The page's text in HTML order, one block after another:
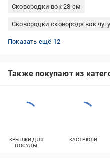
Сковородки вок 28 см
Сковородки сковорода вок
Сковородки керамика BergHOFF
Сковородки алюминиевые вок
Сковородки Benson 28 см
Сковорода-гриль Tefal
Сковородки керамика Delimano
Чугунные сковородки с
Сковороды Tefal для блинов/
Сковороды Woll Германия
Антипригарная сковорода с
Tefal набор сковородок
Сковороды AMT Gastroguss
Сковородки вок 24 см
Показать ещё 12
Также покупают из
КРЫШКИ ДЛЯ
ПОСУДЫ
КАСТРЮЛИ